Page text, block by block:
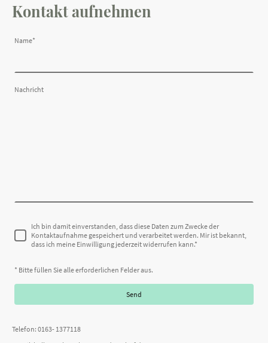
Kontakt aufnehmen
Name*
Nachricht
Ich bin damit einverstanden, dass diese Daten zum Zwecke der
Kontaktaufnahme gespeichert und verarbeitet werden. Mir ist bekannt,
dass ich meine Einwilligung jederzeit widerrufen kann.*
* Bitte füllen Sie alle erforderlichen Felder aus.
Send
Telefon: 0163- 1377118